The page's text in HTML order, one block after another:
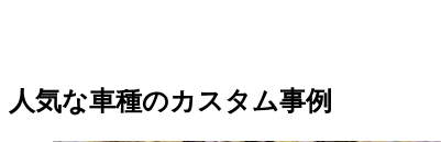
人気な車種のカスタム事例